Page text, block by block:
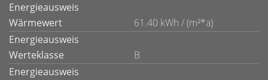
Energieausweis
Wärmewert
61.40 kWh / (m²*a)
Energieausweis
Werteklasse
B
Energieausweis